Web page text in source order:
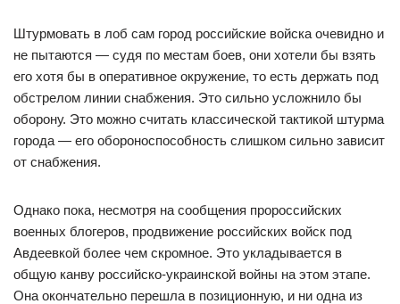
Штурмовать в лоб сам город российские войска очевидно и
не пытаются — судя по местам боев, они хотели бы взять
его хотя бы в оперативное окружение, то есть держать под
обстрелом линии снабжения. Это сильно усложнило бы
оборону. Это можно считать классической тактикой штурма
города — его обороноспособность слишком сильно зависит
от снабжения.
Однако пока, несмотря на сообщения пророссийских
военных блогеров, продвижение российских войск под
Авдеевкой более чем скромное. Это укладывается в
общую канву российско-украинской войны на этом этапе.
Она окончательно перешла в позиционную, и ни одна из